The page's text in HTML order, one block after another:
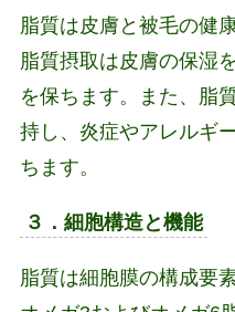
脂質は皮膚と被毛の健
脂質摂取は皮膚の保湿
を保ちます。また、脂
持し、炎症やアレルギ
ちます。
３．細胞構造と機能
脂質は細胞膜の構成要